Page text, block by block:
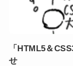
「HTML5＆
せ